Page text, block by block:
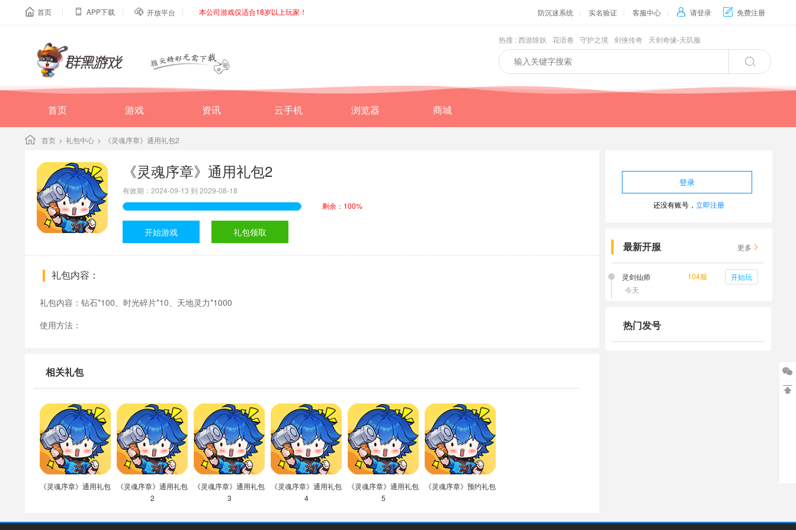
 首页 |  APP下载 |  开放平台 | 本公司游戏仅适合18岁以上玩家！ 防沉迷系统 实名验证 客服中心  请登录  免费注册
热搜 :西游除妖 花语卷 守护之境 剑侠传奇 天剑奇缘-天玑服

首页 游戏 资讯 云手机 浏览器 商城


首页 > 礼包中心 > 《灵魂序章》通用礼包2
《灵魂序章》通用礼包2
有效期：2024-09-13 到 2029-08-18
剩余：100%
开始游戏 礼包领取
礼包内容：
礼包内容：钻石*100、时光碎片*10、天地灵力*1000
使用方法：
相关礼包
《灵魂序章》通用礼包
《灵魂序章》通用礼包
2
《灵魂序章》通用礼包
3
《灵魂序章》通用礼包
4
《灵魂序章》通用礼包
5
《灵魂序章》预约礼包
还没有账号， 立即注册
最新开服 更多
今天
灵剑仙师 104服 开始玩
热门发号